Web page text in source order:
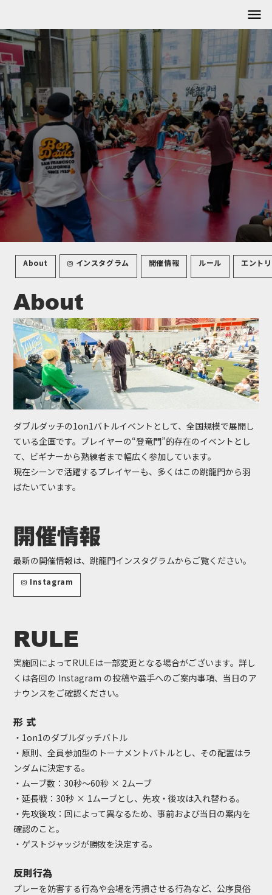
menu
About インスタグラム 開催情報 ルール エント
About
ダブルダッチの1on1バトルイベントとして、全国規模で展開し
ている企画です。プレイヤーの“登竜門”的存在のイベントとし
て、ビギナーから熟練者まで幅広く参加しています。
現在シーンで活躍するプレイヤーも、多くはこの跳龍門から羽
ばたいています。
開催情報
最新の開催情報は、跳龍門インスタグラムからご覧ください。
Instagram
RULE
実施回によってRULEは一部変更となる場合がございます。詳し
くは各回の Instagram の投稿や選手へのご案内事項、当日のア
ナウンスをご確認ください。
形 式
・1on1のダブルダッチバトル
・原則、全員参加型のトーナメントバトルとし、その配置はラ
ンダムに決定する。
・ムーブ数：30秒〜60秒 × 2ムーブ
・延長戦：30秒 × 1ムーブとし、先攻・後攻は入れ替わる。
・先攻後攻：回によって異なるため、事前および当日の案内を
確認のこと。
・ゲストジャッジが勝敗を決定する。
反則行為
プレーを妨害する行為や会場を汚損させる行為など、公序良俗